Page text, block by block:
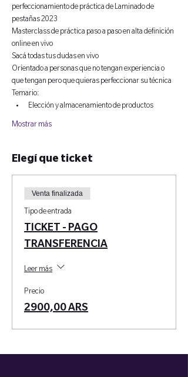
perfeccionamiento de práctica de Laminado de
pestañas 2023
Masterclass de práctica paso a paso en alta definición
online en vivo
Sacá todas tus dudas en vivo
Orientado a personas que no tengan experiencia o
que tengan pero que quieras perfeccionar su técnica
Temario:
Elección y almacenamiento de productos
Mostrar más
Elegí que ticket
Venta finalizada
Tipo de entrada
TICKET - PAGO
TRANSFERENCIA
Leer más
Precio
2900,00 ARS